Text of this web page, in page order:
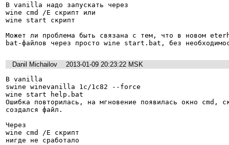
В vanilla надо запускать через
wine cmd /E скрипт или
wine start скрипт
Может ли проблема быть связана с тем, что в новом
bat-файлов через просто wine start.bat, без
Danil Michailov
2013-01-09 20:23:22 MSK
В vanilla
swine winevanilla 1c/1c82 --force
wine start help.bat
Ошибка повторилась, на мгновение появилась окно cmd,
создался файл.
Через
wine cmd /E скрипт
нигде не сработало